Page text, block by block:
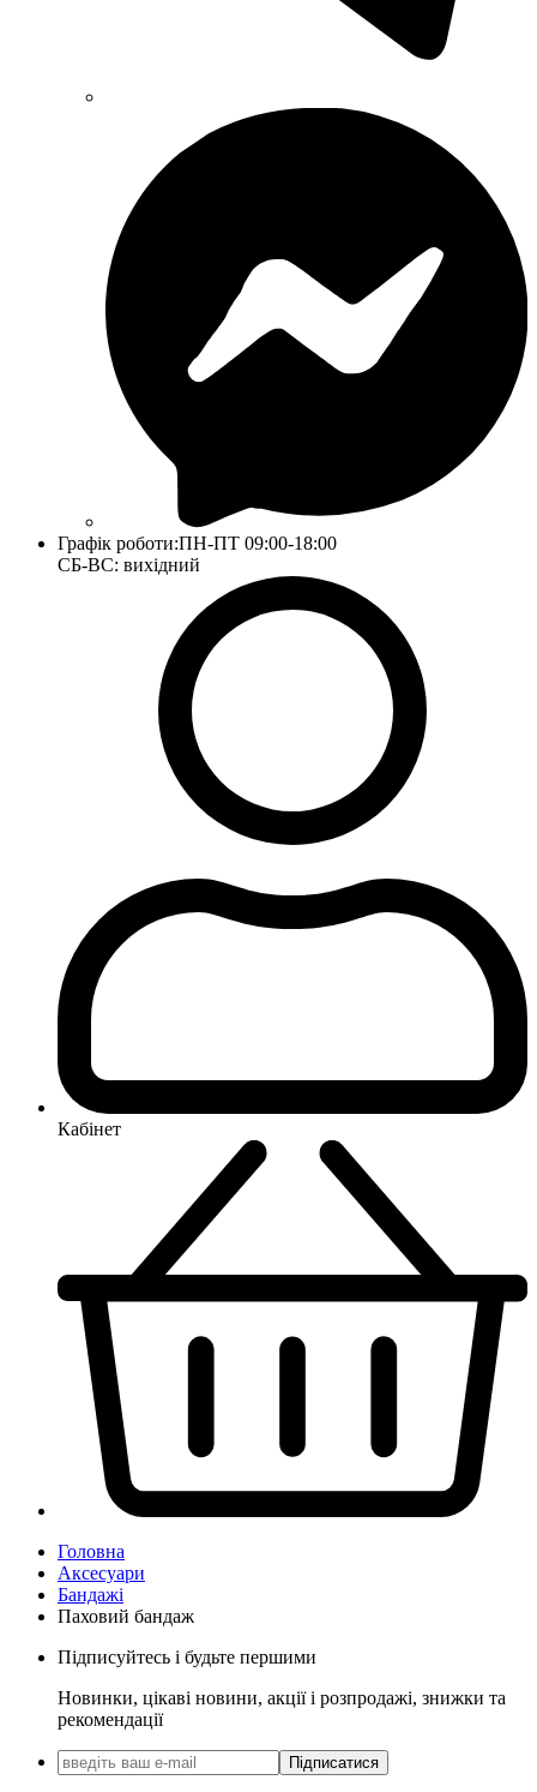
Графік роботи:ПН-ПТ 09:00-18:00
СБ-ВС: вихідний
Кабінет
Головна
Аксесуари
Бандажі
Паховий бандаж
Підписуйтесь і будьте першими
Новинки, цікаві новини, акції і розпродажі, знижки та
рекомендації
Підписатися